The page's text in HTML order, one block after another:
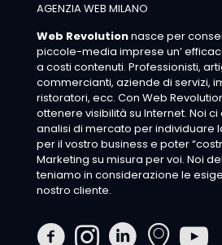
AGENZIA WEB MILANO
Web Revolutionnasce per
piccole-media imprese un’
a costi contenuti. Professionisti,
commercianti, aziende di servizi,
ristoratori, ecc. Con Web
ottenere visibilità su Internet. Noi
analisi di mercato per individuare
per il vostro business e poter
Marketing su misura per voi. Noi
teniamo in considerazione le
nostro cliente.